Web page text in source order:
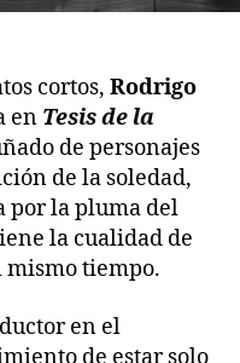
cortos, Rodrigo
en Tesis de la
de personajes
de la soledad,
por la pluma del
la cualidad de
tiempo.
en el